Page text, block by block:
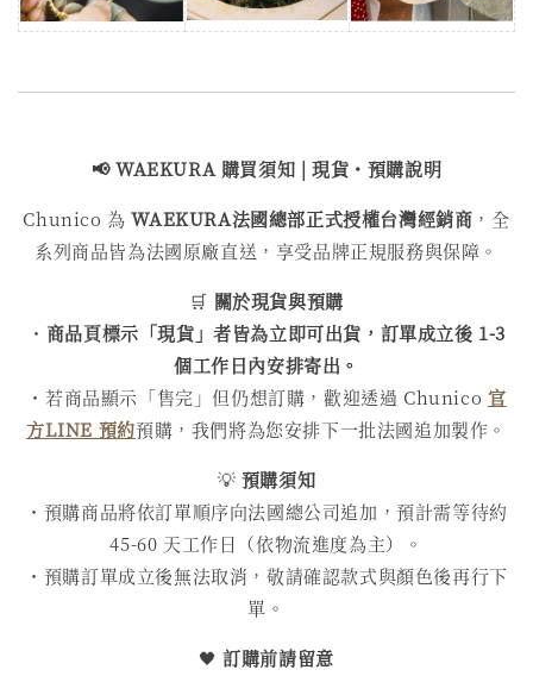
📢 WAEKURA 購買須知 | 現貨・預購說明
Chunico 為WAEKURA法國總部正式授權台灣經銷商 ，全
系列商品皆為法國原廠直送，享受品牌正規服務與保障。
🛒 關於現貨與預購
・ 商品頁標示「現貨」者皆為立即可出貨，訂單成立後 1-3
個工作日內安排寄出。
・若商品顯示「售完」但仍想訂購，歡迎透過 Chunico 官
方LINE 預約預購，我們將為您安排下一批法國追加製作。
💡 預購須知
・預購商品將依訂單順序向法國總公司追加，預計需等待約
45-60 天工作日（依物流進度為主）。
・預購訂單成立後無法取消，敬請確認款式與顏色後再行下
單。
🖤訂購前請留意